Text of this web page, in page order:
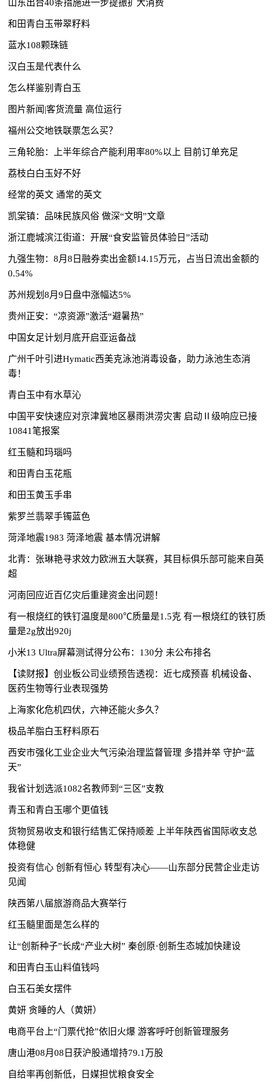
山东出台40条措施进一步提振扩大消费
和田青白玉带翠籽料
蓝水108颗珠链
汉白玉是代表什么
怎么样鉴别青白玉
图片新闻|客货流量 高位运行
福州公交地铁联票怎么买？
三角轮胎：上半年综合产能利用率80%以上 目前订单充足
荔枝白白玉好不好
经常的英文 通常的英文
凯棠镇：品味民族风俗 做深“文明”文章
浙江鹿城滨江街道：开展“食安监管员体验日”活动
九强生物：8月8日融券卖出金额14.15万元，占当日流出金额的
0.54%
苏州规划8月9日盘中涨幅达5%
贵州正安：“凉资源”激活“避暑热”
中国女足计划月底开启亚运备战
广州千叶引进Hymatic西美克泳池消毒设备，助力泳池生态消
毒！
青白玉中有水草沁
中国平安快速应对京津冀地区暴雨洪涝灾害 启动Ⅱ级响应已接
10841笔报案
红玉髓和玛瑙吗
和田青白玉花瓶
和田玉黄玉手串
紫罗兰翡翠手镯蓝色
菏泽地震1983 菏泽地震 基本情况讲解
北青：张琳艳寻求效力欧洲五大联赛，其目标俱乐部可能来自英
超
河南回应近百亿灾后重建资金出问题！
有一根烧红的铁钉温度是800℃质量是1.5克 有一根烧红的铁钉质
量是2g放出920j
小米13 Ultra屏幕测试得分公布：130分 未公布排名
【读财报】创业板公司业绩预告透视：近七成预喜 机械设备、
医药生物等行业表现强势
上海家化危机四伏，六神还能火多久？
极品羊脂白玉籽料原石
西安市强化工业企业大气污染治理监督管理 多措并举 守护“蓝
天”
我省计划选派1082名教师到“三区”支教
青玉和青白玉哪个更值钱
货物贸易收支和银行结售汇保持顺差 上半年陕西省国际收支总
体稳健
投资有信心 创新有恒心 转型有决心——山东部分民营企业走访
见闻
陕西第八届旅游商品大赛举行
红玉髓里面是怎么样的
让“创新种子”长成“产业大树” 秦创原·创新生态城加快建设
和田青白玉山料值钱吗
白玉石美女摆件
黄妍 贪睡的人（黄妍）
电商平台上“门票代抢”依旧火爆 游客呼吁创新管理服务
唐山港08月08日获沪股通增持79.1万股
自给率再创新低，日媒担忧粮食安全